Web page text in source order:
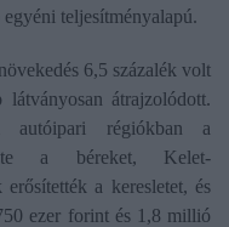
teljesítményalapú.
6,5 százalék volt
átrajzolódott.
autóipari régiókban a
a béreket, Kelet-
a keresletet, és
ezer forint és 1,8 millió